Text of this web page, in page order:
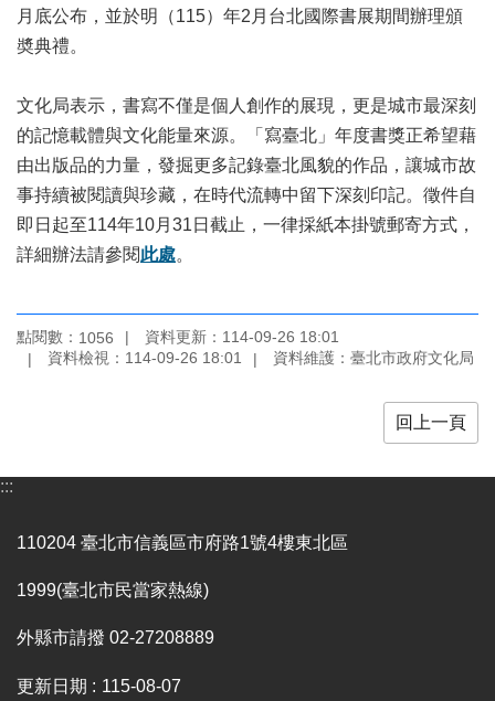
請
案
件
政
府
公
開
資
訊
聯
資
訊
首
站
覽
月底公布，並於明（115）年2月台北國際書展期間辦理頒
奬典禮。
文化局表示，書寫不僅是個人創作的展現，更是城市最深刻
的記憶載體與文化能量來源。「寫臺北」年度書獎正希望藉
由出版品的力量，發掘更多記錄臺北風貌的作品，讓城市故
事持續被閱讀與珍藏，在時代流轉中留下深刻印記。徵件自
即日起至114年10月31日截止，一律採紙本掛號郵寄方式，
詳細辦法請參閱此處。
點閱數： 1056
資料更新：114-09-26 18:01
資料檢視：114-09-26 18:01
資料維護：臺北市政府文化局
回上一頁
:::
110204 臺北市信義區市府路1號4樓東北區
1999(臺北市民當家熱線)
外縣市請撥 02-27208889
更新日期 115-08-07